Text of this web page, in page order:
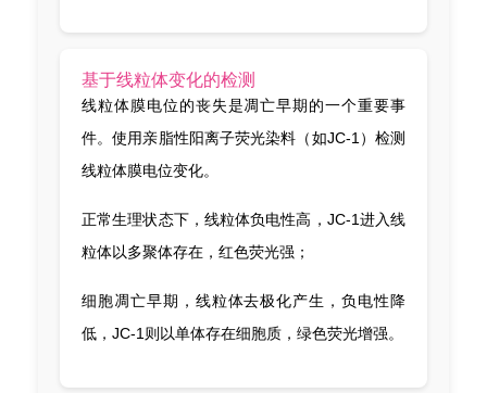
基于线粒体变化的检测
线粒体膜电位的丧失是凋亡早期的一个重要事
件。使用亲脂性阳离子荧光染料（如JC-1）检测
线粒体膜电位变化。
正常生理状态下，线粒体负电性高，JC-1进入线
粒体以多聚体存在，红色荧光强；
细胞凋亡早期，线粒体去极化产生，负电性降
低，JC-1则以单体存在细胞质，绿色荧光增强。